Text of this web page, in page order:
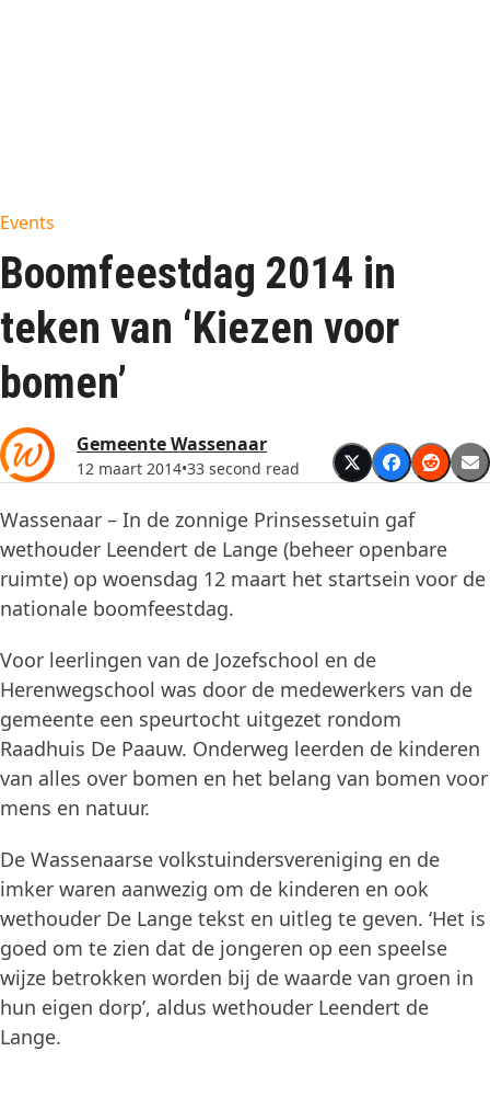
Events
Boomfeestdag 2014 in
teken van ‘Kiezen voor
bomen’
Gemeente Wassenaar
12 maart 2014•33 second read
Wassenaar – In de zonnige Prinsessetuin gaf
wethouder Leendert de Lange (beheer openbare
ruimte) op woensdag 12 maart het startsein voor de
nationale boomfeestdag.
Voor leerlingen van de Jozefschool en de
Herenwegschool was door de medewerkers van de
gemeente een speurtocht uitgezet rondom
Raadhuis De Paauw. Onderweg leerden de kinderen
van alles over bomen en het belang van bomen voor
mens en natuur.
De Wassenaarse volkstuindersvereniging en de
imker waren aanwezig om de kinderen en ook
wethouder De Lange tekst en uitleg te geven. ‘Het is
goed om te zien dat de jongeren op een speelse
wijze betrokken worden bij de waarde van groen in
hun eigen dorp’, aldus wethouder Leendert de
Lange.